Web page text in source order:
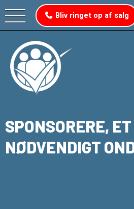
Bliv ringet op af salg
SPONSORERE, ET
NØDVENDIGT